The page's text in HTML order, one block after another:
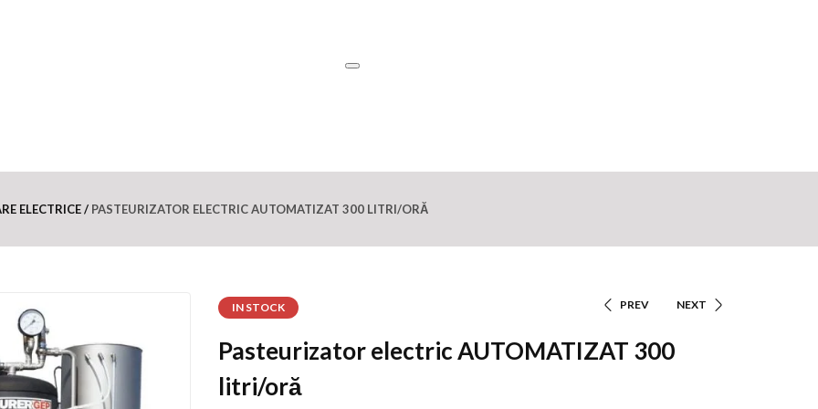
ELECTRICE PASTEURIZATOR ELECTRIC AUTOMATIZAT 300 LITRI/ORĂ
IN STOCK
În
PREV NEXT
Pasteurizator electric AUTOMATIZAT 300
litri/oră